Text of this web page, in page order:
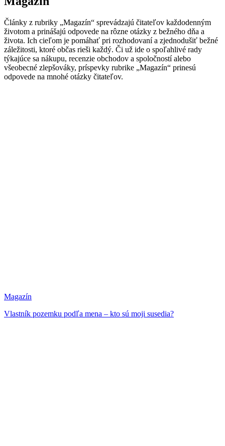
Články z rubriky „Magazín“ sprevádzajú čitateľov každodenným
životom a prinášajú odpovede na rôzne otázky z bežného dňa a
života. Ich cieľom je pomáhať pri rozhodovaní a zjednodušiť bežné
záležitosti, ktoré občas rieši každý. Či už ide o spoľahlivé rady
týkajúce sa nákupu, recenzie obchodov a spoločností alebo
všeobecné zlepšováky, príspevky rubrike „Magazín“ prinesú
odpovede na mnohé otázky čitateľov.
Magazín
Vlastník pozemku podľa mena – kto sú moji susedia?